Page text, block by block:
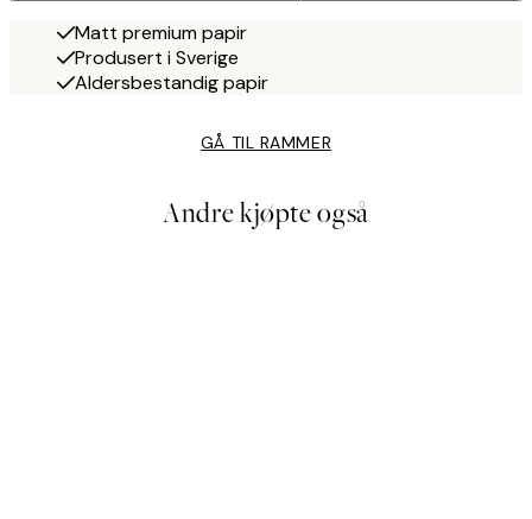
Matt premium papir
Produsert i Sverige
Aldersbestandig papir
GÅ TIL RAMMER
Andre kjøpte også